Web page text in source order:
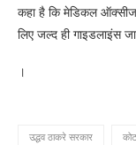
कहा है कि मेडिकल
लिए जल्द ही गाइडलाइंस
।
उद्धव ठाकरे सरकार